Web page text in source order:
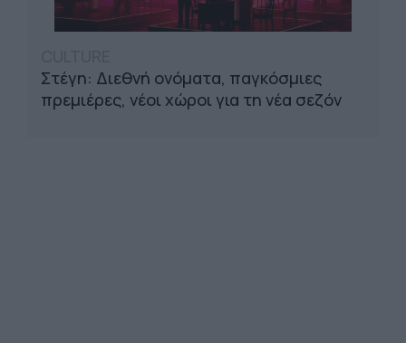
Στέγη: Διεθνή ονόματα, παγκόσμιες
πρεμιέρες, νέοι χώροι για τη νέα σεζόν